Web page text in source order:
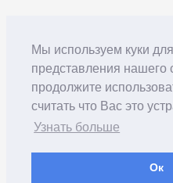
Мы используем куки
представления нашего
продолжите
считать что Вас это
Узнать больше
Ок
Copyright ©
Енисейский округ
Копирование материалов